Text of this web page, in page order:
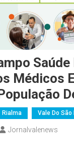
Saúde
Médicos
Rialma Vale Do São
Jornalvalenews